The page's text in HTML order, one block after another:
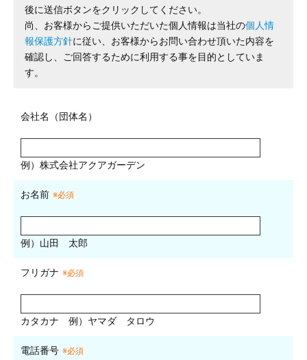
後に送信ボタンをクリックしてください。
尚、お客様からご提供いただいた個人情報は当社の個人情
報保護方針に従い、お客様からお問い合わせ頂いた内容を
確認し、ご回答するために利用する事を目的としていま
す。
会社名（団体名）
例）株式会社アクアガーデン
お名前 ※必須
例）山田 太郎
フリガナ ※必須
カタカナ 例）ヤマダ タロウ
電話番号 ※必須